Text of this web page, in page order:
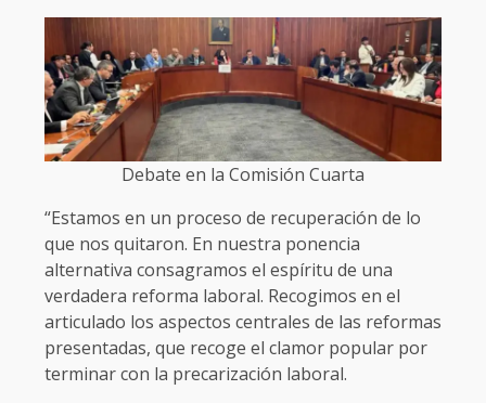
Debate en la Comisión Cuarta
“Estamos en un proceso de recuperación de lo
que nos quitaron. En nuestra ponencia
alternativa consagramos el espíritu de una
verdadera reforma laboral. Recogimos en el
articulado los aspectos centrales de las reformas
presentadas, que recoge el clamor popular por
terminar con la precarización laboral.